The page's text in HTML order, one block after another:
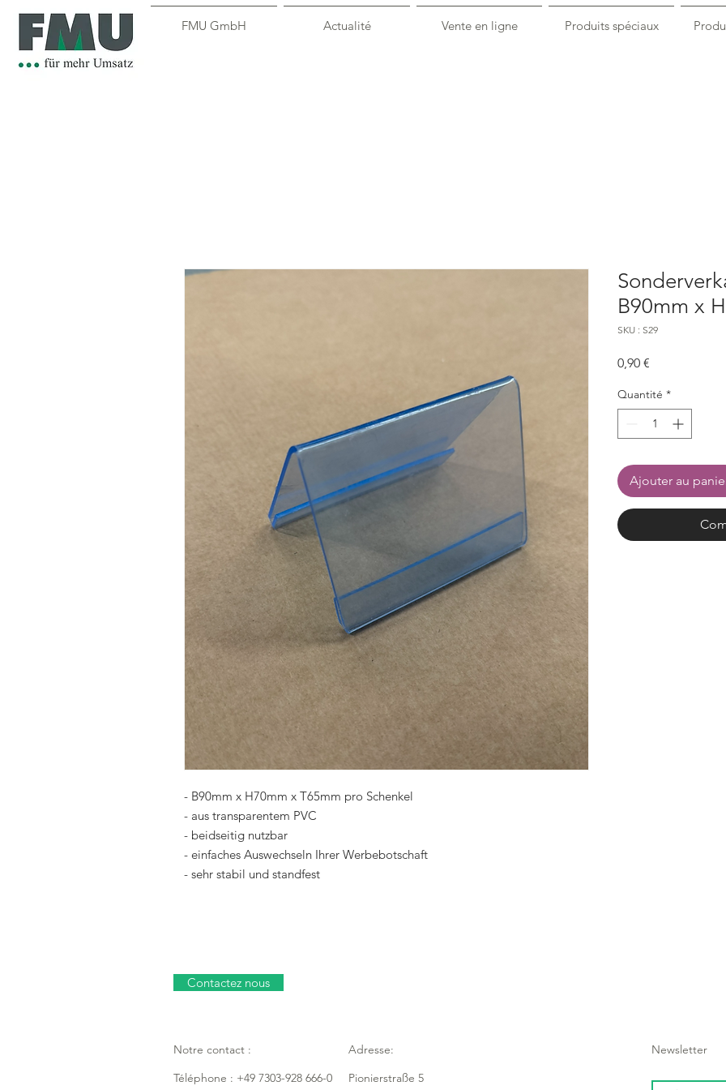
FMU GmbH Actualité Vente en ligne Produits spéciaux
- B90mm x H70mm x T65mm pro Schenkel
- aus transparentem PVC
- beidseitig nutzbar
- einfaches Auswechseln Ihrer Werbebotschaft
- sehr stabil und standfest
B90mm x
SKU : S29
0,90 €
Quantité *
Ajouter au
Contactez nous
Notre contact :
Téléphone : +49 7303-928 666-0
Adresse:
Pionierstraße 5
Newsletter